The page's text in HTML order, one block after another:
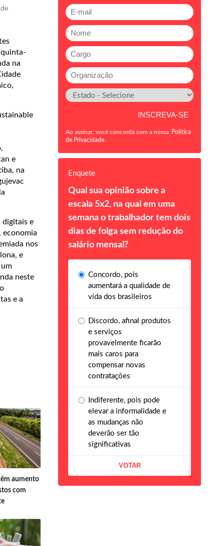
na
e
na
digitais e
economia
nos
e
neste
e a
aumento
com
Ao assinar, você concorda com a nossa Política
de Privacidade
Enquete
Qual sua opinião sobre a
escala 5x2, na qual em uma
semana o trabalhador tem dois
dias de folga sem redução do
salário mensal?
Concordo, pois
aumentará a qualidade de
vida dos brasileiros
Discordo, afinal produtos
e serviços
provavelmente ficarão
mais caros para
compensar novas
contratações
Indiferente, pois pode
elevar a informalidade e
as mudanças não
deverão ser tão
significativas